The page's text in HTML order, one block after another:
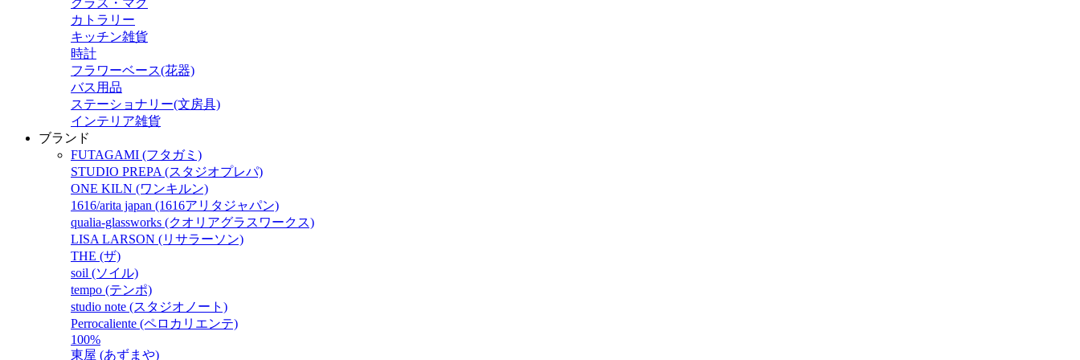
グラス・マグ
カトラリー
キッチン雑貨
時計
フラワーベース(花器)
バス用品
ステーショナリー(文房具)
インテリア雑貨
ブランド
FUTAGAMI (フタガミ)
STUDIO PREPA (スタジオプレパ)
ONE KILN (ワンキルン)
1616/arita japan (1616アリタジャパン)
qualia-glassworks (クオリアグラスワークス)
LISA LARSON (リサラーソン)
THE (ザ)
soil (ソイル)
tempo (テンポ)
studio note (スタジオノート)
Perrocaliente (ペロカリエンテ)
100%
東屋 (あずまや)